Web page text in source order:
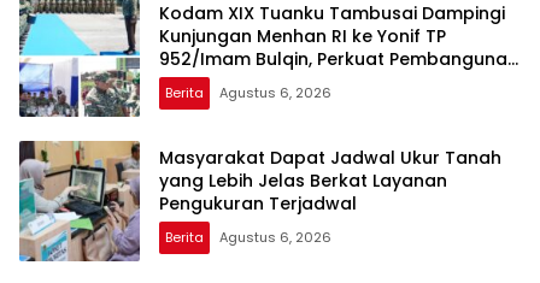
Kodam XIX Tuanku Tambusai Dampingi
Kunjungan Menhan RI ke Yonif TP
952/Imam Bulqin, Perkuat Pembangunan
Satuan
Berita Agustus 6, 2026
Masyarakat Dapat Jadwal Ukur Tanah
yang Lebih Jelas Berkat Layanan
Pengukuran Terjadwal
Berita Agustus 6, 2026